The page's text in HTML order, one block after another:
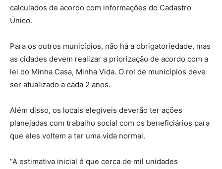
calculados de acordo com informações do Cadastro
Único.
Para os outros municípios, não há a obrigatoriedade, mas
as cidades devem realizar a priorização de acordo com a
lei do Minha Casa, Minha Vida. O rol de municípios deve
ser atualizado a cada 2 anos.
Além disso, os locais elegíveis deverão ter ações
planejadas com trabalho social com os beneficiários para
que eles voltem a ter uma vida normal.
“A estimativa inicial é que cerca de mil unidades